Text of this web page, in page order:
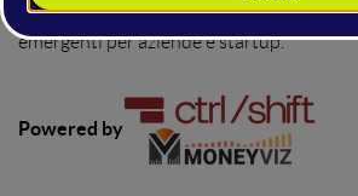
trasformando il settore finanziario e le
emergenti per aziende e startup.
Powered by